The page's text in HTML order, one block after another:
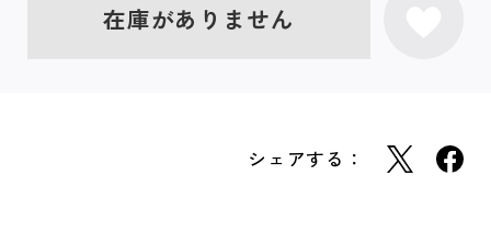
在庫がありません
シェアする：